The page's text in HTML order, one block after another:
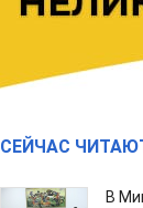
СЕЙЧАС
В